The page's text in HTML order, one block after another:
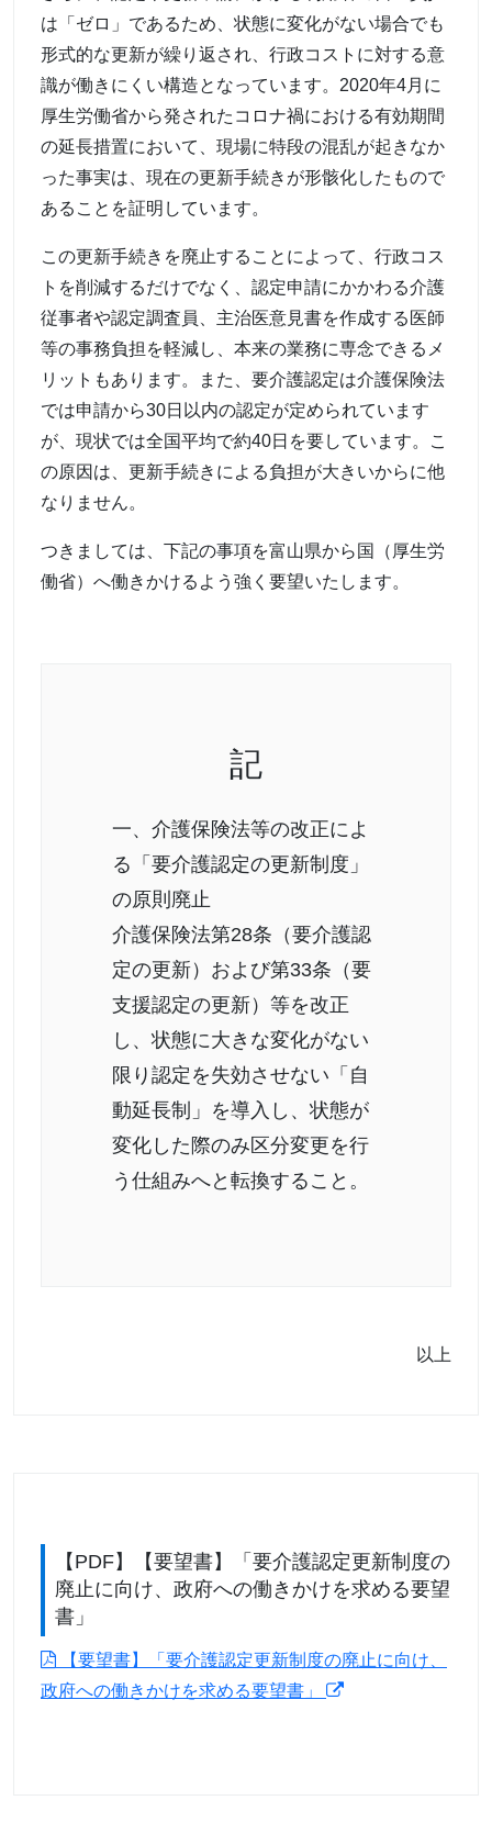
は「ゼロ」であるため、状態に変化がない場合でも
形式的な更新が繰り返され、行政コストに対する意
識が働きにくい構造となっています。2020年4月に
厚生労働省から発されたコロナ禍における有効期間
の延長措置において、現場に特段の混乱が起きなか
った事実は、現在の更新手続きが形骸化したもので
あることを証明しています。
この更新手続きを廃止することによって、行政コス
トを削減するだけでなく、認定申請にかかわる介護
従事者や認定調査員、主治医意見書を作成する医師
等の事務負担を軽減し、本来の業務に専念できるメ
リットもあります。また、要介護認定は介護保険法
では申請から30日以内の認定が定められています
が、現状では全国平均で約40日を要しています。こ
の原因は、更新手続きによる負担が大きいからに他
なりません。
つきましては、下記の事項を富山県から国（厚生労
働省）へ働きかけるよう強く要望いたします。
記
一、介護保険法等の改正によ
る「要介護認定の更新制度」
の原則廃止
介護保険法第28条（要介護認
定の更新）および第33条（要
支援認定の更新）等を改正
し、状態に大きな変化がない
限り認定を失効させない「自
動延長制」を導入し、状態が
変化した際のみ区分変更を行
う仕組みへと転換すること。
以上
【PDF】【要望書】「要介護認定更新制度の
廃止に向け、政府への働きかけを求める要望
書」
【要望書】「要介護認定更新制度の廃止に向け、
政府への働きかけを求める要望書」